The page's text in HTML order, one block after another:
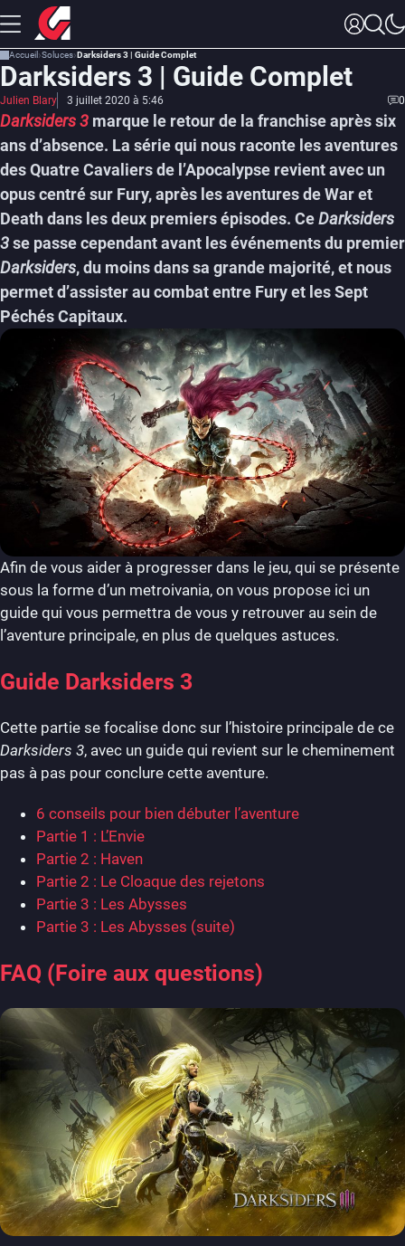
Accueil Soluces Darksiders 3 | Guide Complet
Darksiders 3 | Guide Complet
Julien Blary 3 juillet 2020 à 5:46 0
Darksiders 3 marque le retour de la franchise après six
ans d’absence. La série qui nous raconte les aventures
des Quatre Cavaliers de l’Apocalypse revient avec un
opus centré sur Fury, après les aventures de War et
Death dans les deux premiers épisodes. CeDarksiders
3se passe cependant avant les événements du premier
Darksiders, du moins dans sa grande majorité, et nous
permet d’assister au combat entre Fury et les Sept
Péchés Capitaux.
Afin de vous aider à progresser dans le jeu, qui se présente
sous la forme d’un metroivania, on vous propose ici un
guide qui vous permettra de vous y retrouver au sein de
l’aventure principale, en plus de quelques astuces.
Guide Darksiders 3
Cette partie se focalise donc sur l’histoire principale de ce
Darksiders 3, avec un guide qui revient sur le cheminement
pas à pas pour conclure cette aventure.
6 conseils pour bien débuter l’aventure
Partie 1 : L’Envie
Partie 2 : Haven
Partie 2 : Le Cloaque des rejetons
Partie 3 : Les Abysses
Partie 3 : Les Abysses (suite)
FAQ (Foire aux questions)